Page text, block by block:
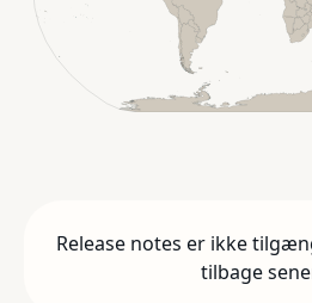
Release notes er ikke
tilbage